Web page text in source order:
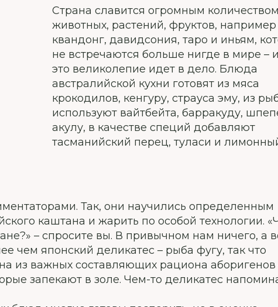
Страна славится огромным количеством
животных, растений, фруктов, например
квандонг, давидсония, таро и иньям,
не встречаются больше нигде в мире –
это великолепие идет в дело. Блюда
австралийской кухни готовят из мяса
крокодилов, кенгуру, страуса эму, из
используют вайтбейта, барракуду,
акулу, в качестве специй добавляют
тасманийский перец, туласи и
Так, они научились определенным
каштана и жарить по особой технологии.
– спросите вы. В привычном нам ничего, а
чем японский деликатес – рыба фугу, так что
из важных составляющих рациона аборигенов
запекают в золе. Чем-то деликатес